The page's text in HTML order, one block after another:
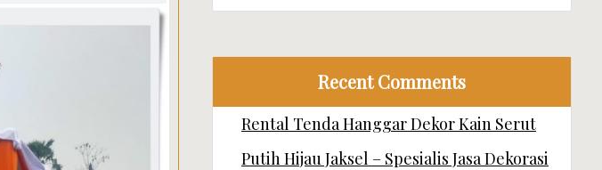
Recent Comments
Rental Tenda Hanggar Dekor Kain Serut
Putih Hijau Jaksel – Spesialis Jasa Dekorasi